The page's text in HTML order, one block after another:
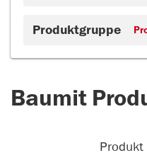
Produktgruppe
Baumit
Aktive
Produkt